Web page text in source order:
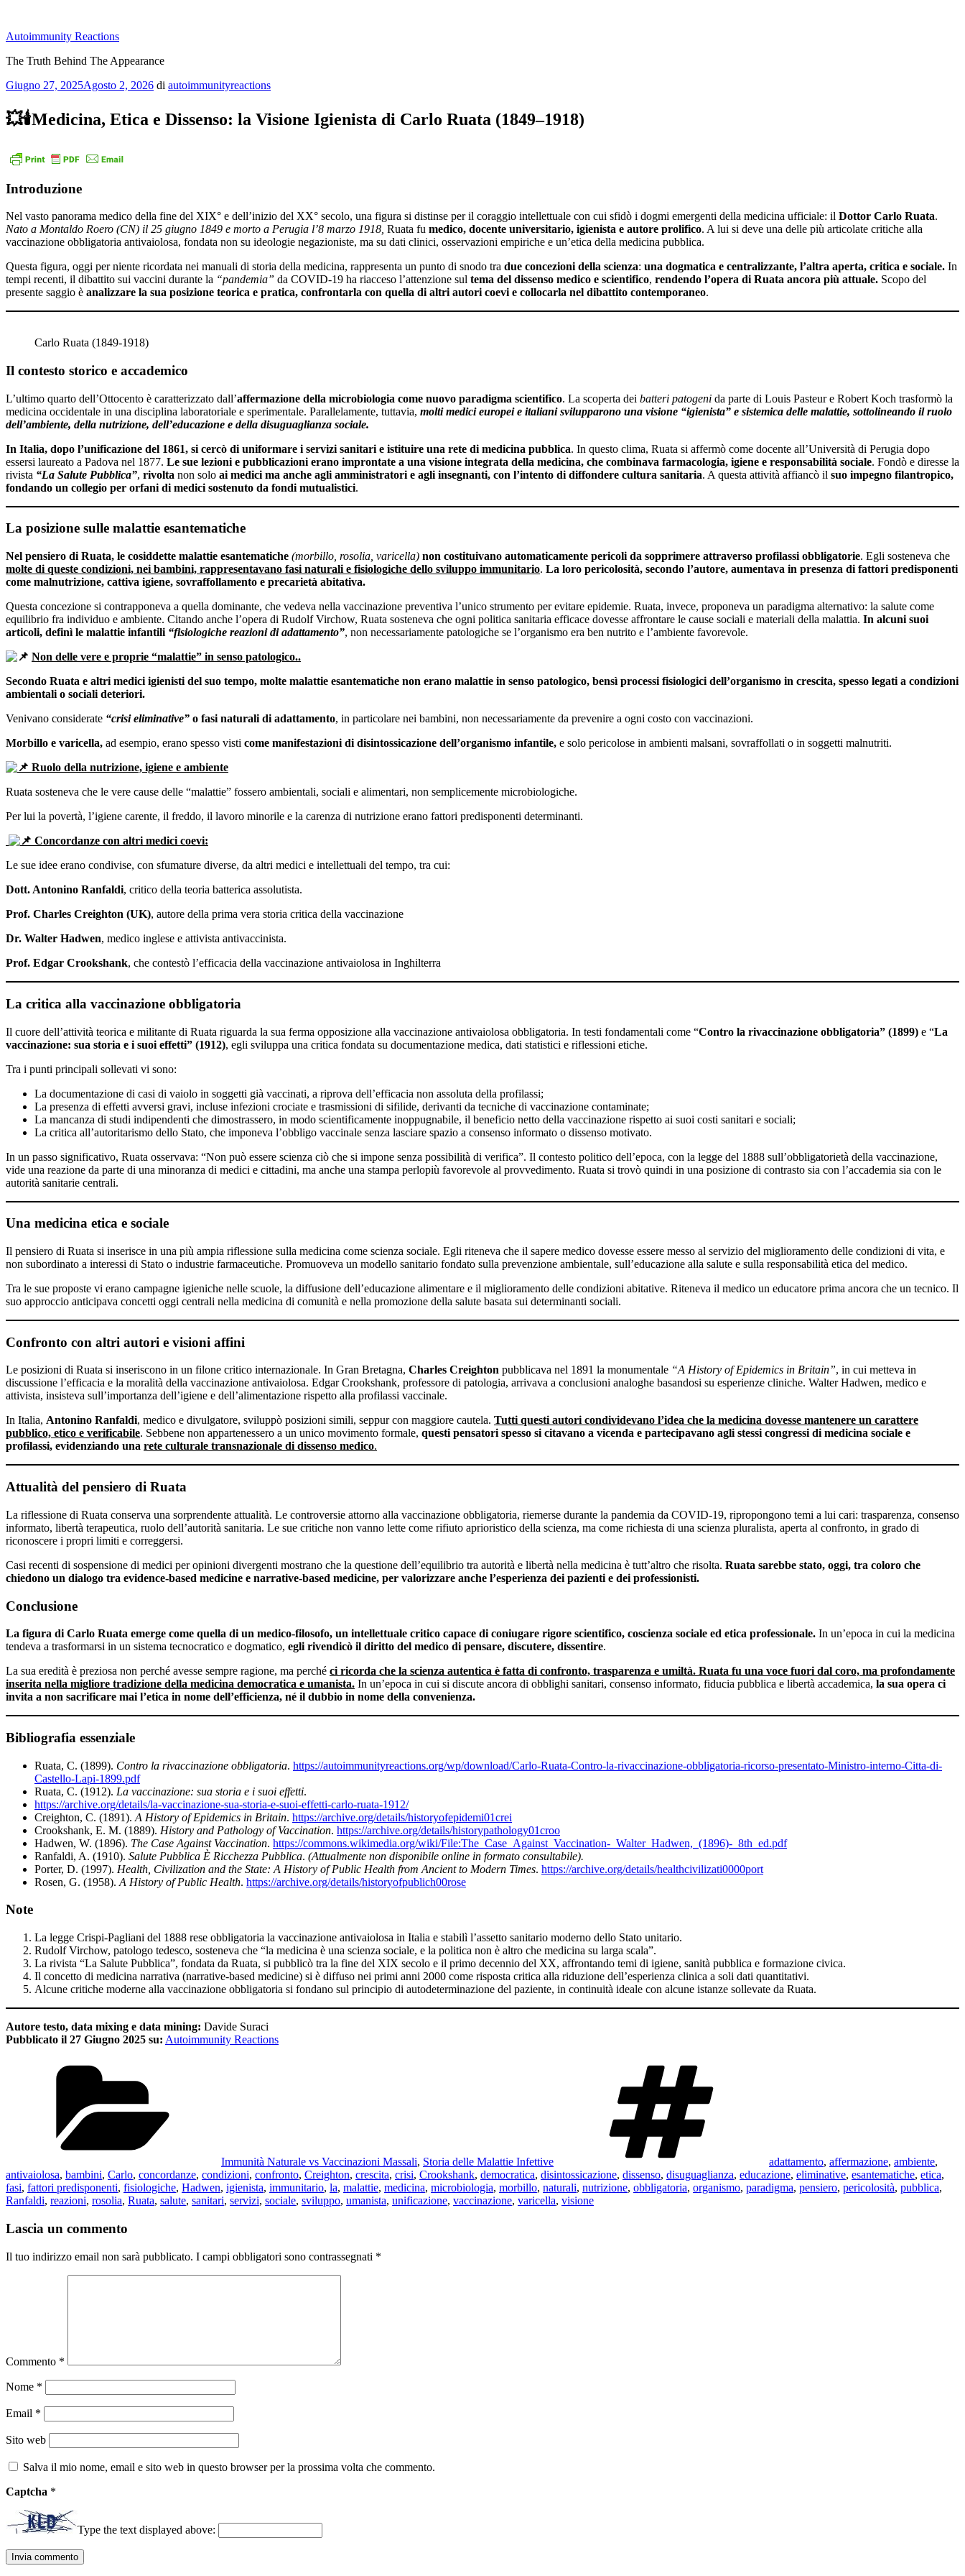
contenuto
Autoimmunity Reactions
The Truth Behind The Appearance
Pubblicato
Giugno 27, 2025Agosto 2, 2026 di autoimmunityreactions
💥🕯️Medicina, Etica e Dissenso: la Visione Igienista di Carlo Ruata (1849–1918)
Introduzione
Nel vasto panorama medico della fine del XIX° e dell’inizio del XX° secolo, una figura si distinse per il coraggio intellettuale con cui sfidò i dogmi emergenti della medicina ufficiale: il Dottor Carlo Ruata.
Nato a Montaldo Roero (CN) il 25 giugno 1849 e morto a Perugia l’8 marzo 1918, Ruata fu medico, docente universitario, igienista e autore prolifico. A lui si deve una delle più articolate critiche alla
vaccinazione obbligatoria antivaiolosa, fondata non su ideologie negazioniste, ma su dati clinici, osservazioni empiriche e un’etica della medicina pubblica.
Questa figura, oggi per niente ricordata nei manuali di storia della medicina, rappresenta un punto di snodo tra due concezioni della scienza: una dogmatica e centralizzante, l’altra aperta, critica e sociale. In
tempi recenti, il dibattito sui vaccini durante la “pandemia” da COVID-19 ha riacceso l’attenzione sul tema del dissenso medico e scientifico, rendendo l’opera di Ruata ancora più attuale. Scopo del
presente saggio è analizzare la sua posizione teorica e pratica, confrontarla con quella di altri autori coevi e collocarla nel dibattito contemporaneo.
Carlo Ruata (1849-1918)
Il contesto storico e accademico
L’ultimo quarto dell’Ottocento è caratterizzato dall’affermazione della microbiologia come nuovo paradigma scientifico. La scoperta dei batteri patogeni da parte di Louis Pasteur e Robert Koch trasformò la
medicina occidentale in una disciplina laboratoriale e sperimentale. Parallelamente, tuttavia, molti medici europei e italiani svilupparono una visione “igienista” e sistemica delle malattie, sottolineando il ruolo
dell’ambiente, della nutrizione, dell’educazione e della disuguaglianza sociale.
In Italia, dopo l’unificazione del 1861, si cercò di uniformare i servizi sanitari e istituire una rete di medicina pubblica. In questo clima, Ruata si affermò come docente all’Università di Perugia dopo
essersi laureato a Padova nel 1877. Le sue lezioni e pubblicazioni erano improntate a una visione integrata della medicina, che combinava farmacologia, igiene e responsabilità sociale. Fondò e diresse la
rivista “La Salute Pubblica”, rivolta non solo ai medici ma anche agli amministratori e agli insegnanti, con l’intento di diffondere cultura sanitaria. A questa attività affiancò il suo impegno filantropico,
fondando un collegio per orfani di medici sostenuto da fondi mutualistici.
La posizione sulle malattie esantematiche
Nel pensiero di Ruata, le cosiddette malattie esantematiche (morbillo, rosolia, varicella) non costituivano automaticamente pericoli da sopprimere attraverso profilassi obbligatorie. Egli sosteneva che
molte di queste condizioni, nei bambini, rappresentavano fasi naturali e fisiologiche dello sviluppo immunitario. La loro pericolosità, secondo l’autore, aumentava in presenza di fattori predisponenti
come malnutrizione, cattiva igiene, sovraffollamento e precarietà abitativa.
Questa concezione si contrapponeva a quella dominante, che vedeva nella vaccinazione preventiva l’unico strumento per evitare epidemie. Ruata, invece, proponeva un paradigma alternativo: la salute come
equilibrio fra individuo e ambiente. Citando anche l’opera di Rudolf Virchow, Ruata sosteneva che ogni politica sanitaria efficace dovesse affrontare le cause sociali e materiali della malattia. In alcuni suoi
articoli, definì le malattie infantili “fisiologiche reazioni di adattamento”, non necessariamente patologiche se l’organismo era ben nutrito e l’ambiente favorevole.
Non delle vere e proprie “malattie” in senso patologico..
Secondo Ruata e altri medici igienisti del suo tempo, molte malattie esantematiche non erano malattie in senso patologico, bensì processi fisiologici dell’organismo in crescita, spesso legati a condizioni
ambientali o sociali deteriori.
Venivano considerate “crisi eliminative” o fasi naturali di adattamento, in particolare nei bambini, non necessariamente da prevenire a ogni costo con vaccinazioni.
Morbillo e varicella, ad esempio, erano spesso visti come manifestazioni di disintossicazione dell’organismo infantile, e solo pericolose in ambienti malsani, sovraffollati o in soggetti malnutriti.
Ruolo della nutrizione, igiene e ambiente
Ruata sosteneva che le vere cause delle “malattie” fossero ambientali, sociali e alimentari, non semplicemente microbiologiche.
Per lui la povertà, l’igiene carente, il freddo, il lavoro minorile e la carenza di nutrizione erano fattori predisponenti determinanti.
Concordanze con altri medici coevi:
Le sue idee erano condivise, con sfumature diverse, da altri medici e intellettuali del tempo, tra cui:
Dott. Antonino Ranfaldi, critico della teoria batterica assolutista.
Prof. Charles Creighton (UK), autore della prima vera storia critica della vaccinazione
Dr. Walter Hadwen, medico inglese e attivista antivaccinista.
Prof. Edgar Crookshank, che contestò l’efficacia della vaccinazione antivaiolosa in Inghilterra
La critica alla vaccinazione obbligatoria
Il cuore dell’attività teorica e militante di Ruata riguarda la sua ferma opposizione alla vaccinazione antivaiolosa obbligatoria. In testi fondamentali come “Contro la rivaccinazione obbligatoria” (1899) e “La
vaccinazione: sua storia e i suoi effetti” (1912), egli sviluppa una critica fondata su documentazione medica, dati statistici e riflessioni etiche.
Tra i punti principali sollevati vi sono:
La documentazione di casi di vaiolo in soggetti già vaccinati, a riprova dell’efficacia non assoluta della profilassi;
La presenza di effetti avversi gravi, incluse infezioni crociate e trasmissioni di sifilide, derivanti da tecniche di vaccinazione contaminate;
La mancanza di studi indipendenti che dimostrassero, in modo scientificamente inoppugnabile, il beneficio netto della vaccinazione rispetto ai suoi costi sanitari e sociali;
La critica all’autoritarismo dello Stato, che imponeva l’obbligo vaccinale senza lasciare spazio a consenso informato o dissenso motivato.
In un passo significativo, Ruata osservava: “Non può essere scienza ciò che si impone senza possibilità di verifica”. Il contesto politico dell’epoca, con la legge del 1888 sull’obbligatorietà della vaccinazione,
vide una reazione da parte di una minoranza di medici e cittadini, ma anche una stampa perlopiù favorevole al provvedimento. Ruata si trovò quindi in una posizione di contrasto sia con l’accademia sia con le
autorità sanitarie centrali.
Una medicina etica e sociale
Il pensiero di Ruata si inserisce in una più ampia riflessione sulla medicina come scienza sociale. Egli riteneva che il sapere medico dovesse essere messo al servizio del miglioramento delle condizioni di vita, e
non subordinato a interessi di Stato o industrie farmaceutiche. Promuoveva un modello sanitario fondato sulla prevenzione ambientale, sull’educazione alla salute e sulla responsabilità etica del medico.
Tra le sue proposte vi erano campagne igieniche nelle scuole, la diffusione dell’educazione alimentare e il miglioramento delle condizioni abitative. Riteneva il medico un educatore prima ancora che un tecnico. Il
suo approccio anticipava concetti oggi centrali nella medicina di comunità e nella promozione della salute basata sui determinanti sociali.
Confronto con altri autori e visioni affini
Le posizioni di Ruata si inseriscono in un filone critico internazionale. In Gran Bretagna, Charles Creighton pubblicava nel 1891 la monumentale “A History of Epidemics in Britain”, in cui metteva in
discussione l’efficacia e la moralità della vaccinazione antivaiolosa. Edgar Crookshank, professore di patologia, arrivava a conclusioni analoghe basandosi su esperienze cliniche. Walter Hadwen, medico e
attivista, insisteva sull’importanza dell’igiene e dell’alimentazione rispetto alla profilassi vaccinale.
In Italia, Antonino Ranfaldi, medico e divulgatore, sviluppò posizioni simili, seppur con maggiore cautela. Tutti questi autori condividevano l’idea che la medicina dovesse mantenere un carattere
pubblico, etico e verificabile. Sebbene non appartenessero a un unico movimento formale, questi pensatori spesso si citavano a vicenda e partecipavano agli stessi congressi di medicina sociale e
profilassi, evidenziando una rete culturale transnazionale di dissenso medico.
Attualità del pensiero di Ruata
La riflessione di Ruata conserva una sorprendente attualità. Le controversie attorno alla vaccinazione obbligatoria, riemerse durante la pandemia da COVID-19, ripropongono temi a lui cari: trasparenza, consenso
informato, libertà terapeutica, ruolo dell’autorità sanitaria. Le sue critiche non vanno lette come rifiuto aprioristico della scienza, ma come richiesta di una scienza pluralista, aperta al confronto, in grado di
riconoscere i propri limiti e correggersi.
Casi recenti di sospensione di medici per opinioni divergenti mostrano che la questione dell’equilibrio tra autorità e libertà nella medicina è tutt’altro che risolta. Ruata sarebbe stato, oggi, tra coloro che
chiedono un dialogo tra evidence-based medicine e narrative-based medicine, per valorizzare anche l’esperienza dei pazienti e dei professionisti.
Conclusione
La figura di Carlo Ruata emerge come quella di un medico-filosofo, un intellettuale critico capace di coniugare rigore scientifico, coscienza sociale ed etica professionale. In un’epoca in cui la medicina
tendeva a trasformarsi in un sistema tecnocratico e dogmatico, egli rivendicò il diritto del medico di pensare, discutere, dissentire.
La sua eredità è preziosa non perché avesse sempre ragione, ma perché ci ricorda che la scienza autentica è fatta di confronto, trasparenza e umiltà. Ruata fu una voce fuori dal coro, ma profondamente
inserita nella migliore tradizione della medicina democratica e umanista. In un’epoca in cui si discute ancora di obblighi sanitari, consenso informato, fiducia pubblica e libertà accademica, la sua opera ci
invita a non sacrificare mai l’etica in nome dell’efficienza, né il dubbio in nome della convenienza.
Bibliografia essenziale
Ruata, C. (1899). Contro la rivaccinazione obbligatoria. https://autoimmunityreactions.org/wp/download/Carlo-Ruata-Contro-la-rivaccinazione-obbligatoria-ricorso-presentato-Ministro-interno-Citta-di-
Castello-Lapi-1899.pdf
Ruata, C. (1912). La vaccinazione: sua storia e i suoi effetti.
https://archive.org/details/la-vaccinazione-sua-storia-e-suoi-effetti-carlo-ruata-1912/
Creighton, C. (1891). A History of Epidemics in Britain. https://archive.org/details/historyofepidemi01crei
Crookshank, E. M. (1889). History and Pathology of Vaccination. https://archive.org/details/historypathology01croo
Hadwen, W. (1896). The Case Against Vaccination. https://commons.wikimedia.org/wiki/File:The_Case_Against_Vaccination-_Walter_Hadwen,_(1896)-_8th_ed.pdf
Ranfaldi, A. (1910). Salute Pubblica È Ricchezza Pubblica. (Attualmente non disponibile online in formato consultabile).
Porter, D. (1997). Health, Civilization and the State: A History of Public Health from Ancient to Modern Times. https://archive.org/details/healthcivilizati0000port
Rosen, G. (1958). A History of Public Health. https://archive.org/details/historyofpublich00rose
Note
La legge Crispi-Pagliani del 1888 rese obbligatoria la vaccinazione antivaiolosa in Italia e stabilì l’assetto sanitario moderno dello Stato unitario.
Rudolf Virchow, patologo tedesco, sosteneva che “la medicina è una scienza sociale, e la politica non è altro che medicina su larga scala”.
La rivista “La Salute Pubblica”, fondata da Ruata, si pubblicò tra la fine del XIX secolo e il primo decennio del XX, affrontando temi di igiene, sanità pubblica e formazione civica.
Il concetto di medicina narrativa (narrative-based medicine) si è diffuso nei primi anni 2000 come risposta critica alla riduzione dell’esperienza clinica a soli dati quantitativi.
Alcune critiche moderne alla vaccinazione obbligatoria si fondano sul principio di autodeterminazione del paziente, in continuità ideale con alcune istanze sollevate da Ruata.
Autore testo, data mixing e data mining: Davide Suraci
Pubblicato il 27 Giugno 2025 su: Autoimmunity Reactions
Immunità Naturale vs Vaccinazioni Massali, Storia delle Malattie Infettive adattamento, affermazione, ambiente,
antivaiolosa, bambini, Carlo, concordanze, condizioni, confronto, Creighton, crescita, crisi, Crookshank, democratica, disintossicazione, dissenso, disuguaglianza, educazione, eliminative, esantematiche, etica,
fasi, fattori predisponenti, fisiologiche, Hadwen, igienista, immunitario, la, malattie, medicina, microbiologia, morbillo, naturali, nutrizione, obbligatoria, organismo, paradigma, pensiero, pericolosità, pubblica,
Ranfaldi, reazioni, rosolia, Ruata, salute, sanitari, servizi, sociale, sviluppo, umanista, unificazione, vaccinazione, varicella, visione
Lascia un commento
Il tuo indirizzo email non sarà pubblicato. I campi obbligatori sono contrassegnati *
Commento *
Nome *
Email *
Sito web
Salva il mio nome, email e sito web in questo browser per la prossima volta che commento.
Captcha *
Type the text displayed above: